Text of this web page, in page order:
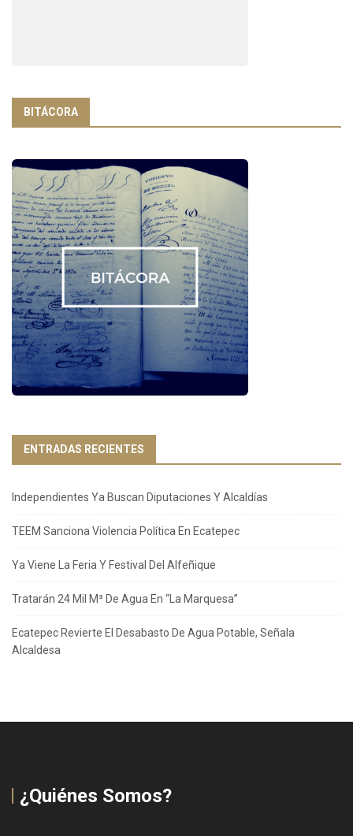
BITÁCORA
ENTRADAS RECIENTES
Independientes Ya Buscan Diputaciones Y Alcaldías
TEEM Sanciona Violencia Política En Ecatepec
Ya Viene La Feria Y Festival Del Alfeñique
Tratarán 24 Mil M³ De Agua En “La Marquesa”
Ecatepec Revierte El Desabasto De Agua Potable, Señala
Alcaldesa
¿Quiénes Somos?